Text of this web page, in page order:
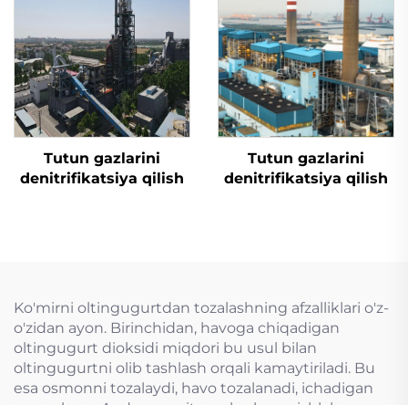
Tutun gazlarini
denitrifikatsiya qilish
Tutun gazlarini
denitrifikatsiya qilish
Ko'mirni oltingugurtdan tozalashning afzalliklari o'z-
o'zidan ayon. Birinchidan, havoga chiqadigan
oltingugurt dioksidi miqdori bu usul bilan
oltingugurtni olib tashlash orqali kamaytiriladi. Bu
esa osmonni tozalaydi, havo tozalanadi, ichadigan